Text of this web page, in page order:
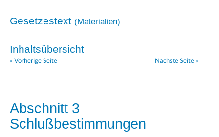
Gesetzestext (Materialien)
Inhaltsübersicht
« Vorherige Seite Nächste Seite »
Abschnitt 3
Schlußbestimmungen